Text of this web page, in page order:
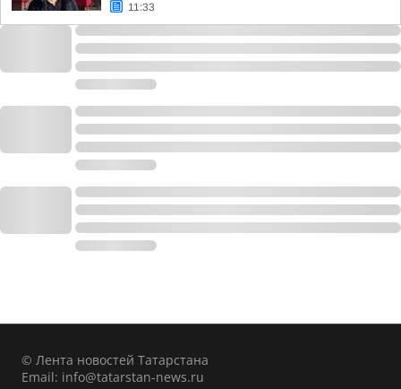
11:33
© Лента новостей Татарстана
Email: info@tatarstan-news.ru